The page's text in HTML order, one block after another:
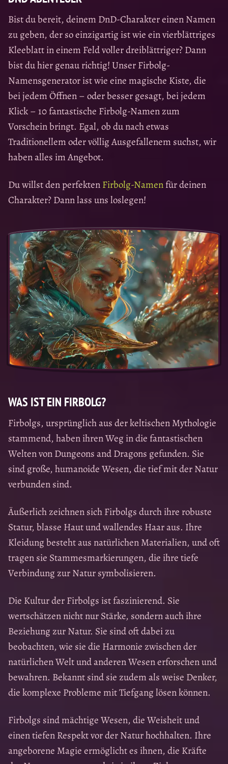
Bist du bereit, deinem DnD-Charakter einen Namen
zu geben, der so einzigartig ist wie ein vierblättriges
Kleeblatt in einem Feld voller dreiblättriger? Dann
bist du hier genau richtig! Unser Firbolg-
Namensgenerator ist wie eine magische Kiste, die
bei jedem Öffnen – oder besser gesagt, bei jedem
Klick – 10 fantastische Firbolg-Namen zum
Vorschein bringt. Egal, ob du nach etwas
Traditionellem oder völlig Ausgefallenem suchst, wir
haben alles im Angebot.
Du willst den perfektenFirbolg-Namenfür deinen
Charakter? Dann lass uns loslegen!
WAS IST EIN FIRBOLG?
Firbolgs, ursprünglich aus der keltischen Mythologie
stammend, haben ihren Weg in die fantastischen
Welten von Dungeons and Dragons gefunden. Sie
sind große, humanoide Wesen, die tief mit der Natur
verbunden sind.
Äußerlich zeichnen sich Firbolgs durch ihre robuste
Statur, blasse Haut und wallendes Haar aus. Ihre
Kleidung besteht aus natürlichen Materialien, und oft
tragen sie Stammesmarkierungen, die ihre tiefe
Verbindung zur Natur symbolisieren.
Die Kultur der Firbolgs ist faszinierend. Sie
wertschätzen nicht nur Stärke, sondern auch ihre
Beziehung zur Natur. Sie sind oft dabei zu
beobachten, wie sie die Harmonie zwischen der
natürlichen Welt und anderen Wesen erforschen und
bewahren. Bekannt sind sie zudem als weise Denker,
die komplexe Probleme mit Tiefgang lösen können.
Firbolgs sind mächtige Wesen, die Weisheit und
einen tiefen Respekt vor der Natur hochhalten. Ihre
angeborene Magie ermöglicht es ihnen, die Kräfte